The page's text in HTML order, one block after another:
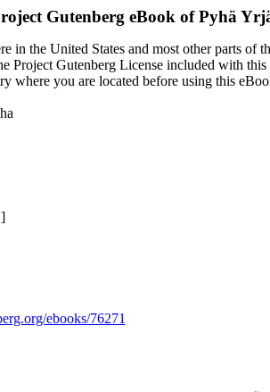
Gutenberg eBook ofPyhä
in the United States and most other parts
Project Gutenberg License included with
where you are located before using this
ebooks/76271